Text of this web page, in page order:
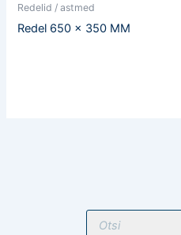
T
Redelid / astmed
Redel 650 x 350 MM